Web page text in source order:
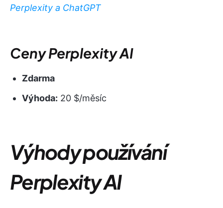
Perplexity a ChatGPT
Ceny Perplexity AI
Zdarma
Výhoda: 20 $/měsíc
Výhody používání
Perplexity AI